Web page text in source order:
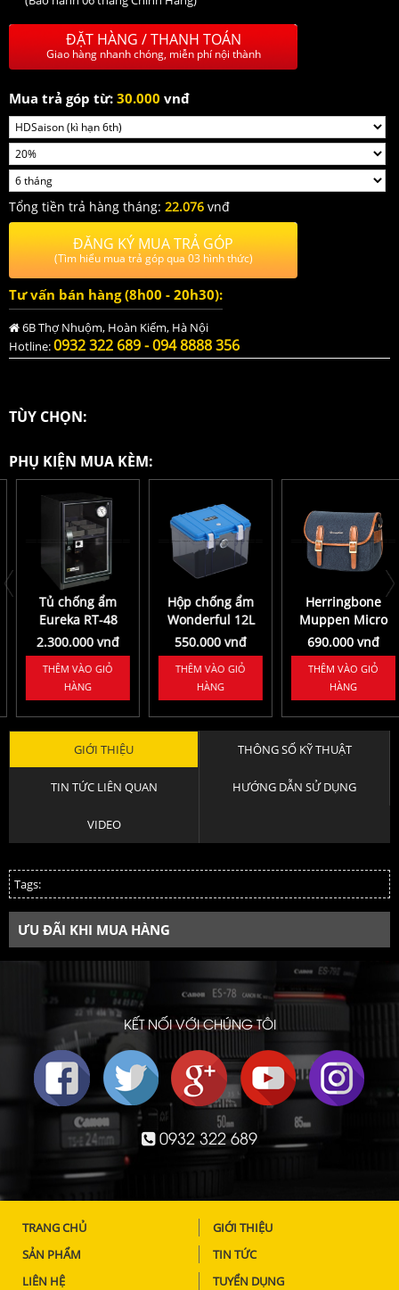
ĐẶT HÀNG / THANH TOÁN
Giao hàng nhanh chóng, miễn phí nội thành
Mua trả góp từ: 30.000 vnđ
Tổng tiền trả hàng tháng: 22.076 vnđ
ĐĂNG KÝ MUA TRẢ GÓP
(Tìm hiểu mua trả góp qua 03 hình thức)
Tư vấn bán hàng (8h00 - 20h30):
6B Thợ Nhuộm, Hoàn Kiếm, Hà Nội
Hotline:0932 322 689 - 094 8888 356
TÙY CHỌN:
PHỤ KIỆN MUA KÈM:
Tủ chống ẩm
Eureka RT-48
(40L)
2.300.000 vnđ
THÊM VÀO GIỎ
HÀNG
Hộp chống ẩm
Wonderful 12L
550.000 vnđ
THÊM VÀO GIỎ
HÀNG
Herringbone
Muppen Micro
690.000 vnđ
THÊM VÀO GIỎ
HÀNG
GIỚI THIỆU THÔNG SỐ KỸ THUẬT
TIN TỨC LIÊN QUAN HƯỚNG DẪN SỬ DỤNG
VIDEO
Tags:
ƯU ĐÃI KHI MUA HÀNG
KẾT NỐI VỚI CHÚNG TÔI
0932 322 689
TRANG CHỦ
GIỚI THIỆU
SẢN PHẨM
TIN TỨC
LIÊN HỆ
TUYỂN DỤNG